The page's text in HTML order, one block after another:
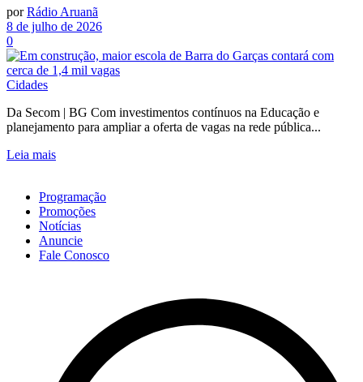
por Rádio Aruanã
8 de julho de 2026
0
Cidades
Da Secom | BG Com investimentos contínuos na Educação e
planejamento para ampliar a oferta de vagas na rede pública...
Leia mais
Programação
Promoções
Notícias
Anuncie
Fale Conosco